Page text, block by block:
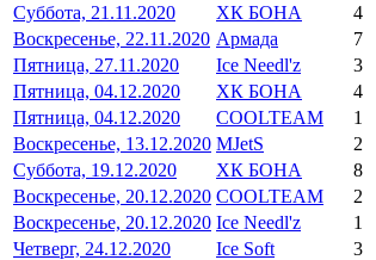
Суббота, 21.11.2020
ХК БОНА 4
Воскресенье, 22.11.2020 Армада 7
Пятница, 27.11.2020
Ice Needl'z 3
Пятница, 04.12.2020
ХК БОНА 4
Пятница, 04.12.2020
COOLTEAM 1
Воскресенье, 13.12.2020 MJetS 2
Суббота, 19.12.2020
ХК БОНА 8
Воскресенье, 20.12.2020 COOLTEAM 2
Воскресенье, 20.12.2020 Ice Needl'z 1
Четверг, 24.12.2020
Ice Soft 3